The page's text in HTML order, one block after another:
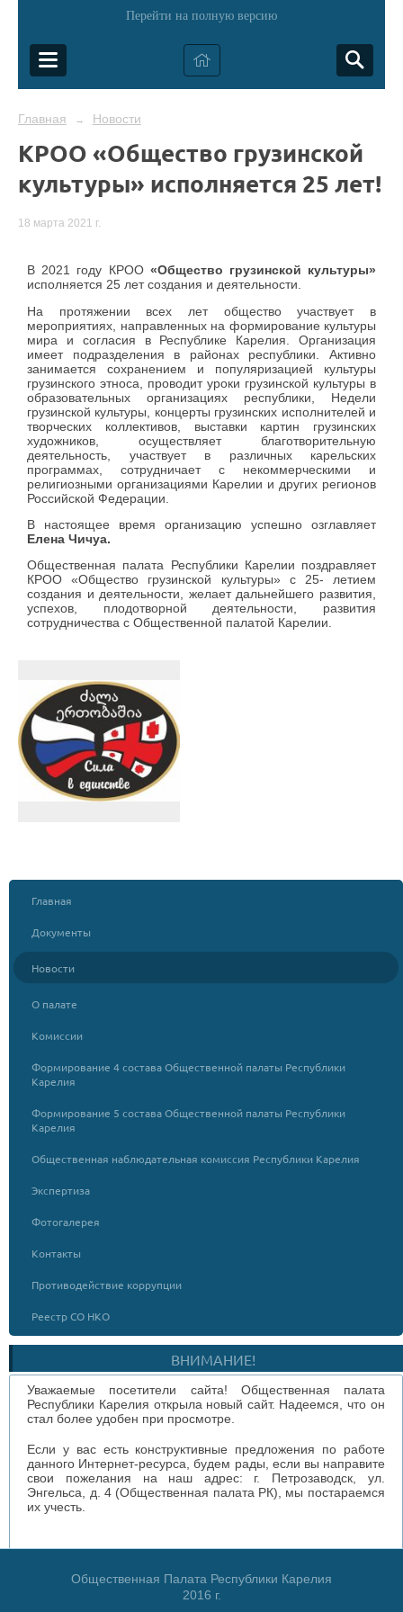
Перейти на полную версию
Главная → Новости
КРОО «Общество грузинской
культуры» исполняется 25 лет!
18 марта 2021 г.
В 2021 году КРОО «Общество грузинской культуры»
исполняется 25 лет создания и деятельности.
На протяжении всех лет общество участвует в
мероприятиях, направленных на формирование культуры
мира и согласия в Республике Карелия. Организация
имеет подразделения в районах республики. Активно
занимается сохранением и популяризацией культуры
грузинского этноса, проводит уроки грузинской культуры в
образовательных организациях республики, Недели
грузинской культуры, концерты грузинских исполнителей и
творческих коллективов, выставки картин грузинских
художников, осуществляет благотворительную
деятельность, участвует в различных карельских
программах, сотрудничает с некоммерческими и
религиозными организациями Карелии и других регионов
Российской Федерации.
В настоящее время организацию успешно озглавляет
Елена Чичуа.
Общественная палата Республики Карелии поздравляет
КРОО «Общество грузинской культуры» с 25- летием
создания и деятельности, желает дальнейшего развития,
успехов, плодотворной деятельности, развития
сотрудничества с Общественной палатой Карелии.
Главная
Документы
Новости
О палате
Комиссии
Формирование 4 состава Общественной палаты Республики
Карелия
Формирование 5 состава Общественной палаты Республики
Карелия
Общественная наблюдательная комиссия Республики Карелия
Экспертиза
Фотогалерея
Контакты
Противодействие коррупции
Реестр СО НКО
ВНИМАНИЕ!
Уважаемые посетители сайта! Общественная палата
Республики Карелия открыла новый сайт. Надеемся, что он
стал более удобен при просмотре.
Если у вас есть конструктивные предложения по работе
данного Интернет-ресурса, будем рады, если вы направите
свои пожелания на наш адрес: г. Петрозаводск, ул.
Энгельса, д. 4 (Общественная палата РК), мы постараемся
их учесть.
Общественная Палата Республики Карелия
2016 г.